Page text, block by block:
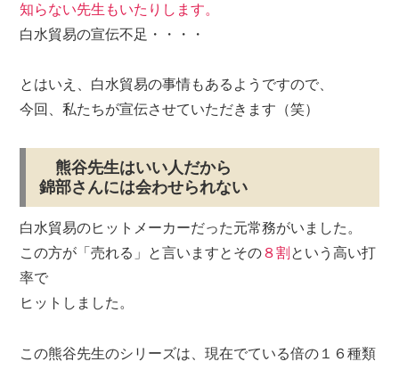
知らない先生もいたりします。
白水貿易の宣伝不足・・・・
とはいえ、白水貿易の事情もあるようですので、
今回、私たちが宣伝させていただきます（笑）
熊谷先生はいい人だから
錦部さんには会わせられない
白水貿易のヒットメーカーだった元常務がいました。
この方が「売れる」と言いますとその８割 という高い打
率で
ヒットしました。
この熊谷先生のシリーズは、現在でている倍の１６種類